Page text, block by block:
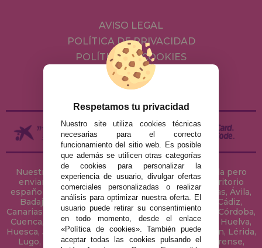
AVISO LEGAL
POLÍTICA DE PRIVACIDAD
POLÍTICA DE COOKIES
ENVÍOS Y DEVOLUCIONES
DEVOLUCIONES / DESISTIMIENTO
Nuestra tienda de puzzles está ubicada en Sevilla pero
enviamos tus puzzles a cualquier ciudad del territorio
español: Álava, Albacete, Alicante, Almería, Asturias, Ávila,
Badajoz, Baleares, Barcelona, Burgos, Cáceres, Cádiz,
Canarias, Cantabria, Castellón, Ceuta, Ciudad Real, Córdoba,
Cuenca, Gerona, Granada, Guadalajara, Guipúzcoa, Huelva,
Huesca, Jaén, La Coruña, La Rioja, Las Palmas, Leon, Lérida,
Lugo, Madrid, Málaga, Melilla, Murcia, Navarra, Orense,
Respetamos tu privacidad
Nuestro site utiliza cookies técnicas
necesarias para el correcto
funcionamiento del sitio web. Es posible
que además se utilicen otras categorías
de cookies para personalizar la
experiencia de usuario, divulgar ofertas
comerciales personalizadas o realizar
análisis para optimizar nuestra oferta. El
usuario puede retirar su consentimiento
en todo momento, desde el enlace
«Política de cookies». También puede
aceptar todas las cookies pulsando el